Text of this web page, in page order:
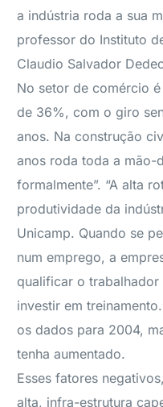
a indústria roda a sua
professor do Instituto
Claudio Salvador
No setor de comércio
de 36%, com o giro
anos. Na construção
anos roda toda a mão-
formalmente”. “A alta
produtividade da
Unicamp. Quando se
num emprego, a
qualificar o trabalhador
investir em
os dados para 2004,
tenha aumentado.
Esses fatores
alta, infra-estrutura